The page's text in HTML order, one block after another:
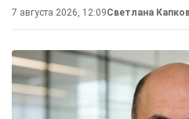
7 августа 2026, 12:09Светлана